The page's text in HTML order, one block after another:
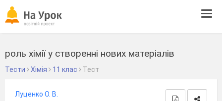
роль хімії у створенні нових матеріалів
Тести Хімія 11 клас Тест
Луценко О. В.